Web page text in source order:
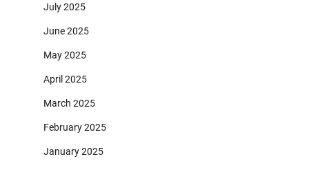
July 2025
June 2025
May 2025
April 2025
March 2025
February 2025
January 2025